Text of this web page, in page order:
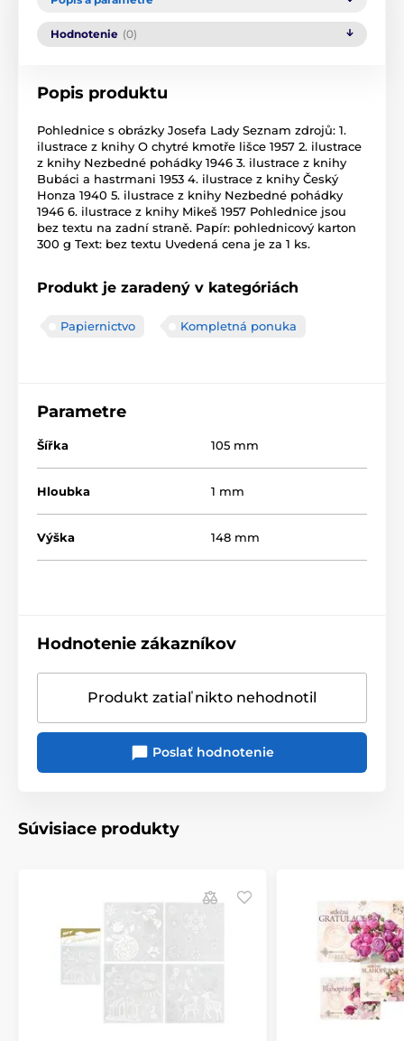
Hodnotenie (0)
Popis produktu
Pohlednice s obrázky Josefa Lady Seznam zdrojů: 1.
ilustrace z knihy O chytré kmotře lišce 1957 2. ilustrace
z knihy Nezbedné pohádky 1946 3. ilustrace z knihy
Bubáci a hastrmani 1953 4. ilustrace z knihy Český
Honza 1940 5. ilustrace z knihy Nezbedné pohádky
1946 6. ilustrace z knihy Mikeš 1957 Pohlednice jsou
bez textu na zadní straně. Papír: pohlednicový karton
300 g Text: bez textu Uvedená cena je za 1 ks.
Produkt je zaradený v kategóriách
Papiernictvo Kompletná ponuka
Parametre
Šířka 105 mm
Hloubka 1 mm
Výška 148 mm
Hodnotenie zákazníkov
Produkt zatiaľ nikto nehodnotil
Poslať hodnotenie
Súvisiace produkty